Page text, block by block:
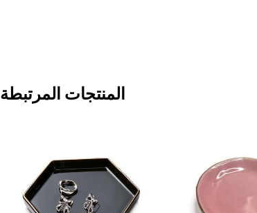
المنتجات المرتبطة